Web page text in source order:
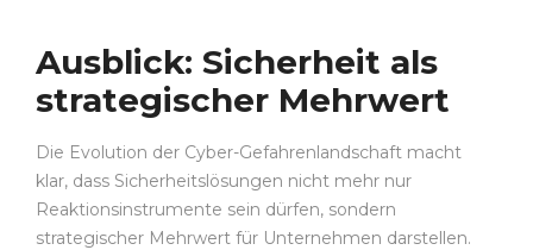
Ausblick: Sicherheit als
strategischer Mehrwert
Die Evolution der Cyber-Gefahrenlandschaft macht
klar, dass Sicherheitslösungen nicht mehr nur
Reaktionsinstrumente sein dürfen, sondern
strategischer Mehrwert für Unternehmen darstellen.